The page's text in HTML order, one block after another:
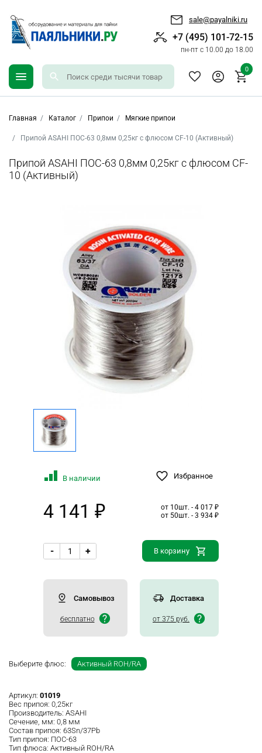
sale@payalniki.ru
+7 (495) 101-72-15
пн-пт с 10.00 до 18.00
0
Главная Каталог Припои Мягкие припои
Припой ASAHI ПОС-63 0,8мм 0,25кг с флюсом CF-10 (Активный)
Припой ASAHI ПОС-63 0,8мм 0,25кг с флюсом CF-
10 (Активный)
В наличии Избранное
4 141 ₽
от 10шт. - 4 017 ₽
от 50шт. - 3 934 ₽
- + В корзину
Самовывоз
бесплатно
Доставка
от 375 руб.
Выберите флюс: Активный ROH/RA
Артикул: 01019
Вес припоя: 0,25кг
Производитель: ASAHI
Сечение, мм: 0,8 мм
Состав припоя: 63Sn/37Pb
Тип припоя: ПОС-63
Тип флюса: Активный ROH/RA